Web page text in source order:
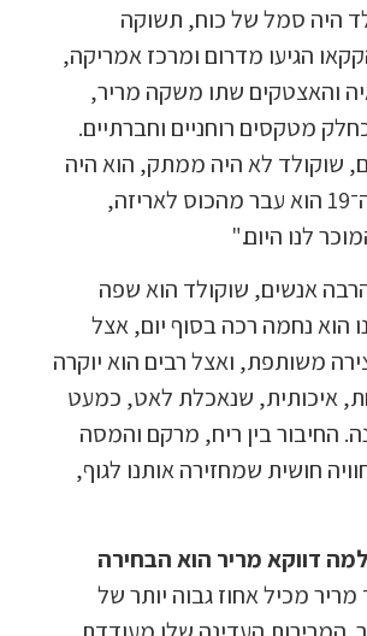
היה סמל של כוח, תשוקה
הגיעו מדרום ומרכז אמריקה,
והאצטקים שתו משקה מריר,
מטקסים רוחניים וחברתיים.
שוקולד לא היה ממתק, הוא היה
חוויה. רק במאה ה־19 הוא עבר מהכוס לאריזה,
לנו היום."
אנשים, שוקולד הוא שפה
הוא נחמה רכה בסוף יום, אצל
משותפת, ואצל רבים הוא יוקרה
איכותית, שנאכלת לאט, כמעט
החיבור בין ריח, מרקם והמסה
חושית שמחזירה אותנו לגוף,
דווקא מריר הוא הבחירה
מכיל אחוז גבוה יותר של